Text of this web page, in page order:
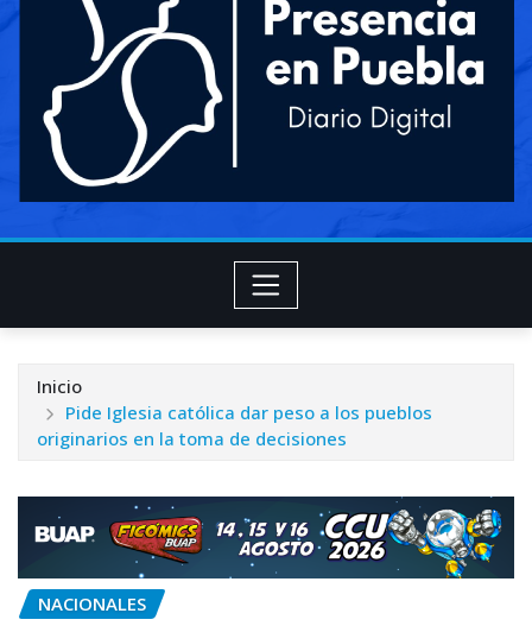
Inicio
Pide Iglesia católica dar peso a los pueblos
originarios en la toma de decisiones
NACIONALES